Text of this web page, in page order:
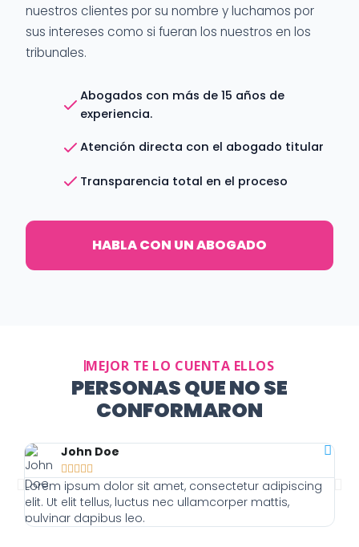
nuestros clientes por su nombre y luchamos por
sus intereses como si fueran los nuestros en los
tribunales.
Abogados con más de 15 años de
experiencia.
Atención directa con el abogado titular
Transparencia total en el proceso
HABLA CON UN ABOGADO
MEJOR TE LO CUENTA ELLOS
PERSONAS QUE NO SE
CONFORMARON
John Doe

Lorem ipsum dolor sit amet, consectetur adipiscing
elit. Ut elit tellus, luctus nec ullamcorper mattis,
pulvinar dapibus leo.